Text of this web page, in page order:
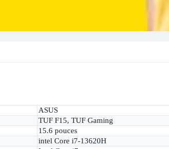
ASUS
TUF F15, TUF Gaming
15.6 pouces
intel Core i7-13620H